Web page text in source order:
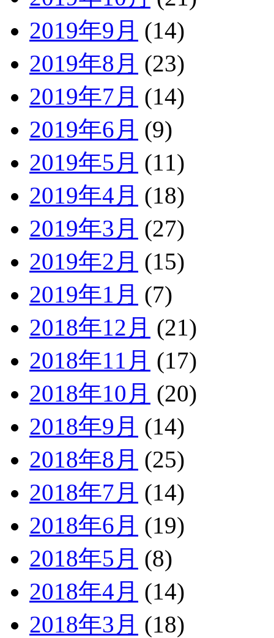
2019年9月 (14)
2019年8月 (23)
2019年7月 (14)
2019年6月 (9)
2019年5月 (11)
2019年4月 (18)
2019年3月 (27)
2019年2月 (15)
2019年1月 (7)
2018年12月 (21)
2018年11月 (17)
2018年10月 (20)
2018年9月 (14)
2018年8月 (25)
2018年7月 (14)
2018年6月 (19)
2018年5月 (8)
2018年4月 (14)
2018年3月 (18)